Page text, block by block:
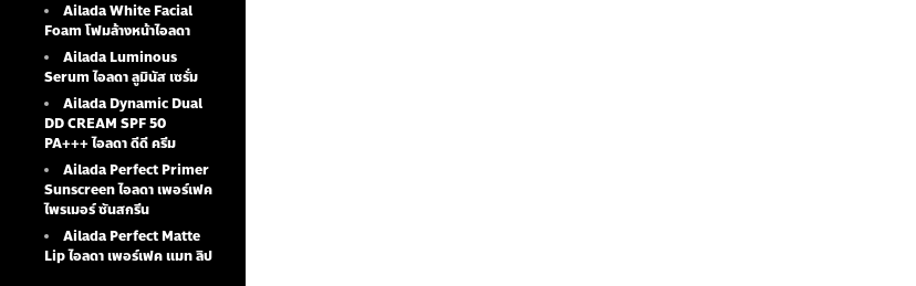
Ailada White Facial
Foamโฟมล้างหน้าไอลดา
Ailada Luminous
Serumไอลดา ลูมินัส เซรั่ม
Ailada Dynamic Dual
DD CREAM SPF 50
PA+++ ไอลดา ดีดี ครีม
Ailada Perfect Primer
Sunscreen ไอลดา เพอร์เฟค
ไพรเมอร์ ซันสกรีน
Ailada Perfect Matte
Lip ไอลดา เพอร์เฟค แมท ลิป